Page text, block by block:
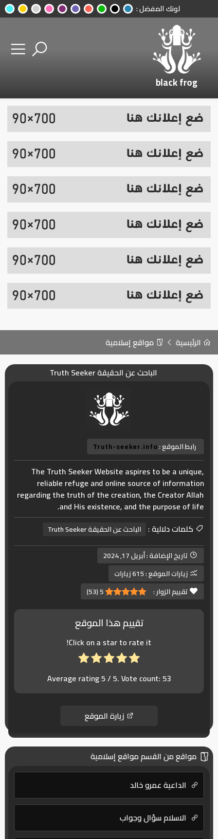
لونك المفضل :
black frog
الرئيسية مواقع إسلامية
الباحث عن الحقيقة Truth Seeker
رابط الموقع :Truth-seeker.info
The Truth Seeker Website aspires to be a unique,
reliable refuge and online source of information
regarding the truth of the creation, the Creator Allah
and His existence, and the purpose of life.
كلمات دلالية :
الباحث عن الحقيقة Truth Seeker
تاريخ الإضافة :أبريل 17, 2024
زيارات الموقع :615 زيارات
تقييم الزوار :
5
(
53
)
تقييم هذا الموقع
Click on a star to rate it!
Average rating5/ 5. Vote count:53
زيارة الموقع
مواقع من القسم مواقع إسلامية
الداعية عمرو خالد
الاسلام سؤال وجواب